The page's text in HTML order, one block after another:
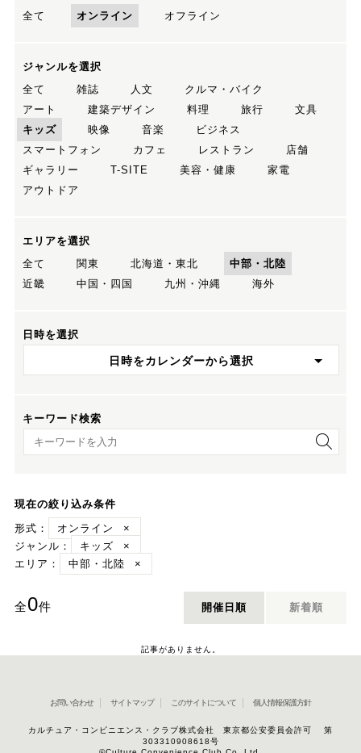
全て
オンライン オフライン
ジャンルを選択
全て
雑誌 人文
クルマ・バイク
アート
建築デザイン 料理 旅行
文具
キッズ
映像 音楽
ビジネス
スマートフォン
カフェ レストラン
店舗
ギャラリー
T-SITE 美容・健康
家電
アウトドア
エリアを選択
全て
関東 北海道・東北
中部・北陸
近畿
中国・四国 九州・沖縄 海外
日時を選択
日時をカレンダーから選択
キーワード検索
キーワード検索
現在の絞り込み条件
形式：
オンライン
×
ジャンル：
キッズ
×
エリア：
中部・北陸 ×
全0件 開催日順 新着順
記事がありません。
お問い合わせ サイトマップ このサイトについて 個人情報保護方針
カルチュア・コンビニエンス・クラブ株式会社 東京都公安委員会許可 第
303310908618号